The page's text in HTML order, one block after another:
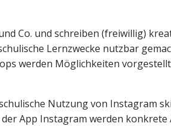
Co. und schreiben (freiwillig)
Lernzwecke nutzbar
werden Möglichkeiten
Nutzung von Instagram
App Instagram werden